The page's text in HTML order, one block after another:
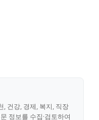
, 건강, 경제, 복지, 직장
정보를 수집·검토하여